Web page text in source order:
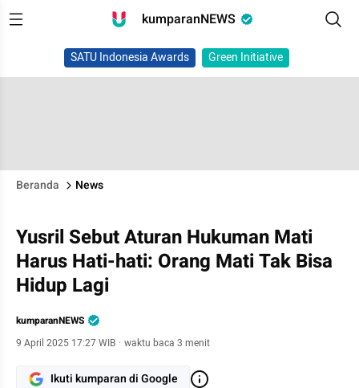
kumparanNEWS
SATU Indonesia Awards Green Initiative
Beranda News
Yusril Sebut Aturan Hukuman Mati
Harus Hati-hati: Orang Mati Tak Bisa
Hidup Lagi
kumparanNEWS
9 April 2025 17:27 WIB · waktu baca 3 menit
Ikuti kumparan di Google